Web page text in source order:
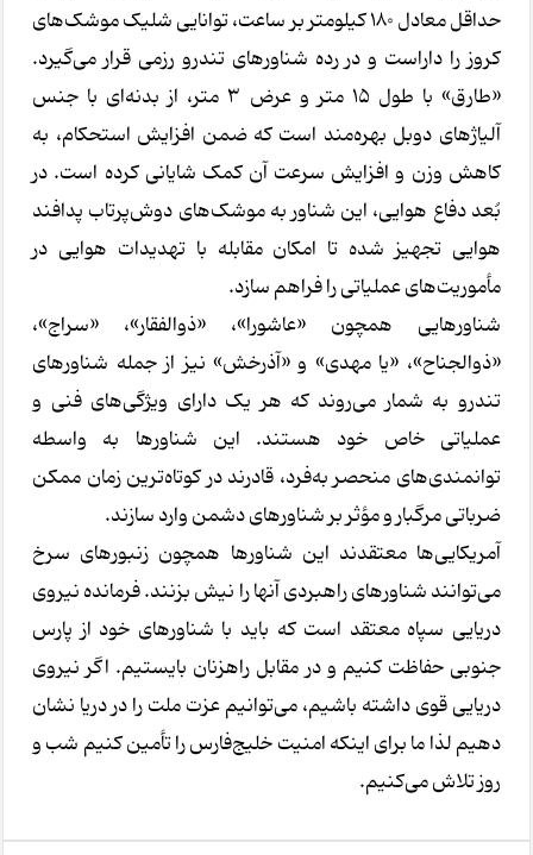
حداقل معادل ۱۸۰ کیلومتر بر ساعت، توانایی شلیک موشک‌های
کروز را داراست و در رده شناورهای تندرو رزمی قرار می‌گیرد.
«طارق» با طول ۱۵ متر و عرض ۳ متر، از بدنه‌ای با جنس
آلیاژهای دوبل بهره‌مند است که ضمن افزایش استحکام، به
کاهش وزن و افزایش سرعت آن کمک شایانی کرده است. در
بُعد دفاع هوایی، این شناور به موشک‌های دوش‌پرتاب پدافند
هوایی تجهیز شده تا امکان مقابله با تهدیدات هوایی در
مأموریت‌های عملیاتی را فراهم سازد.
شناورهایی همچون «عاشورا»، «ذوالفقار»، «سراج»،
«ذوالجناح»، «یا مهدی» و «آذرخش» نیز از جمله شناورهای
تندرو به شمار می‌روند که هر یک دارای ویژگی‌های فنی و
عملیاتی خاص خود هستند. این شناورها به واسطه
توانمندی‌های منحصر به‌فرد، قادرند در کوتاه‌ترین زمان ممکن
ضرباتی مرگبار و مؤثر بر شناورهای دشمن وارد سازند.
آمریکایی‌ها معتقدند این شناورها همچون زنبورهای سرخ
می‌توانند شناورهای راهبردی آنها را نیش بزنند. فرمانده نیروی
دریایی سپاه معتقد است که باید با شناورهای خود از پارس
جنوبی حفاظت کنیم و در مقابل راهزنان بایستیم. اگر نیروی
دریایی قوی داشته باشیم، می‌توانیم عزت ملت را در دریا نشان
دهیم لذا ما برای اینکه امنیت خلیج‌فارس را تأمین کنیم شب و
روز تلاش می‌کنیم.